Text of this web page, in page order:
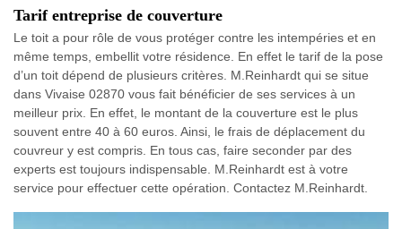
Tarif entreprise de couverture
Le toit a pour rôle de vous protéger contre les intempéries et en
même temps, embellit votre résidence. En effet le tarif de la pose
d’un toit dépend de plusieurs critères. M.Reinhardt qui se situe
dans Vivaise 02870 vous fait bénéficier de ses services à un
meilleur prix. En effet, le montant de la couverture est le plus
souvent entre 40 à 60 euros. Ainsi, le frais de déplacement du
couvreur y est compris. En tous cas, faire seconder par des
experts est toujours indispensable. M.Reinhardt est à votre
service pour effectuer cette opération. Contactez M.Reinhardt.